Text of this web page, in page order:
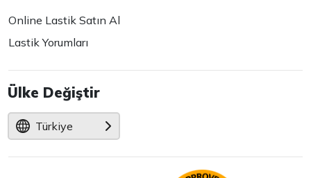
Online Lastik Satın Al
Lastik Yorumları
Ülke Değiştir
Türkiye